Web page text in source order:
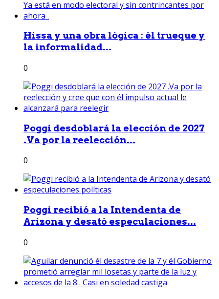
Hissa y una obra lógica : él trueque y
la informalidad...
0
Poggi desdoblará la elección de 2027
.Va por la reelección...
0
Poggi recibió a la Intendenta de
Arizona y desató especulaciones...
0